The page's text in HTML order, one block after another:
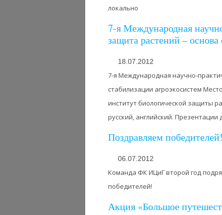
локально
7-я Международная
защита растений –
18.07.2012
7-я Международная научно-
стабилизации агроэкосистем
институт биологической защиты
русский, английский.
Поздравляем победителей!
06.07.2012
Команда ФК ИЦиГ второй год
победителей!
Акция «Большое